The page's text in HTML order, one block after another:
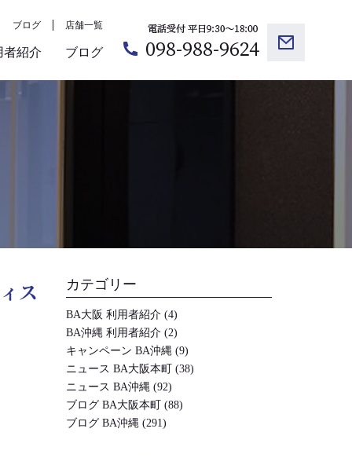
ブログ 店舗一覧
者紹介 ブログ
ス カテゴリー
BA大阪 利用者紹介(4)
BA沖縄 利用者紹介(2)
キャンペーン BA沖縄(9)
ニュース BA大阪本町
(38)
ニュース BA沖縄(92)
ブログ BA大阪本町
(88)
ブログ BA沖縄(291)